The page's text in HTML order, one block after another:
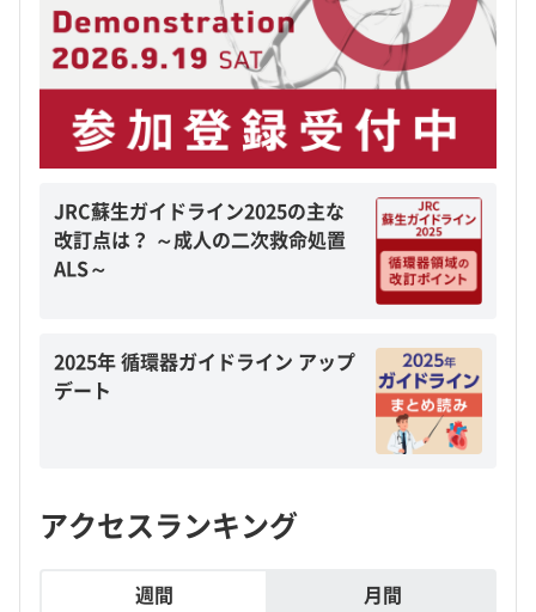
JRC蘇生ガイドライン2025の主な
改訂点は？ ～成人の二次救命処置
ALS～
2025年 循環器ガイドライン アップ
デート
アクセスランキング
週間 月間